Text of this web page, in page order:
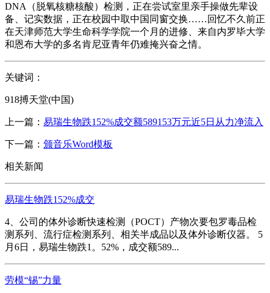
DNA（脱氧核糖核酸）检测，正在尝试室里亲手操做先辈设
备、记实数据，正在校园中取中国同窗交换……回忆不久前正
在天津师范大学生命科学学院一个月的进修、来自内罗毕大学
和恩布大学的多名肯尼亚青年仍难掩兴奋之情。
关键词：
918搏天堂(中国)
上一篇： 易瑞生物跌152%成交额589153万元近5日从力净流入
下一篇： 颁音乐Word模板
相关新闻
易瑞生物跌152%成交
4、公司的体外诊断快速检测（POCT）产物次要包罗毒品检
测系列、流行症检测系列、相关半成品以及体外诊断仪器。 5
月6日，易瑞生物跌1。52%，成交额589...
劳模“锡”力量